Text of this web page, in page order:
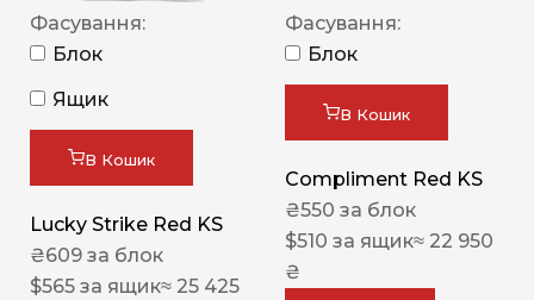
Фасування:
Блок
Ящик
В Кошик
Lucky Strike Red KS
₴609 за блок
$565 за ящик≈ 25 425
Фасування:
Блок
В Кошик
Compliment Red KS
₴550 за блок
$510 за ящик≈ 22 950
₴